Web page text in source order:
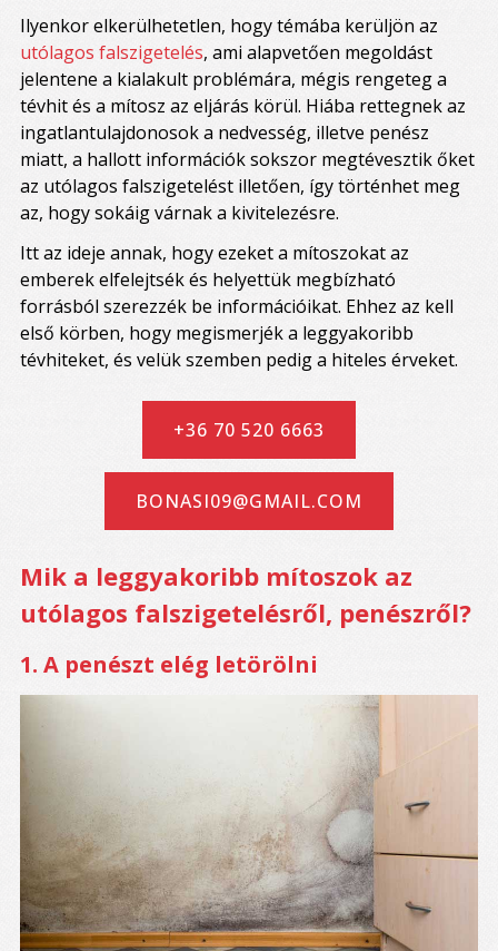
Ilyenkor elkerülhetetlen, hogy témába kerüljön az
utólagos falszigetelés, ami alapvetően megoldást
jelentene a kialakult problémára, mégis rengeteg a
tévhit és a mítosz az eljárás körül. Hiába rettegnek az
ingatlantulajdonosok a nedvesség, illetve penész
miatt, a hallott információk sokszor megtévesztik őket
az utólagos falszigetelést illetően, így történhet meg
az, hogy sokáig várnak a kivitelezésre.
Itt az ideje annak, hogy ezeket a mítoszokat az
emberek elfelejtsék és helyettük megbízható
forrásból szerezzék be információikat. Ehhez az kell
első körben, hogy megismerjék a leggyakoribb
tévhiteket, és velük szemben pedig a hiteles érveket.
+36 70 520 6663
BONASI09@GMAIL.COM
Mik a leggyakoribb mítoszok az
utólagos falszigetelésről, penészről?
1. A penészt elég letörölni